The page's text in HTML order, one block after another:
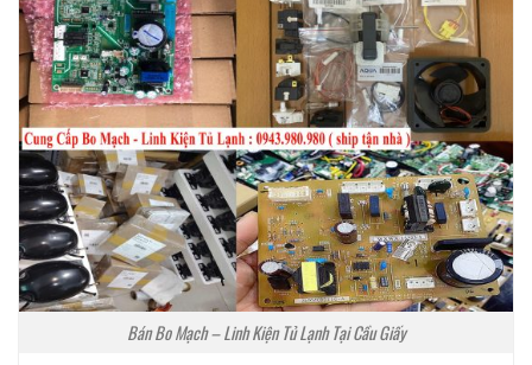
Bán Bo Mạch – Linh Kiện Tủ Lạnh Tại Cầu Giấy